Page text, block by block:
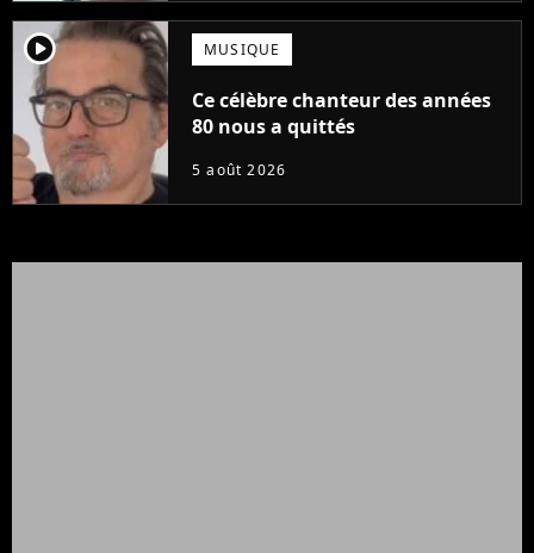
player2 MUSIQUE
Ce célèbre chanteur des années
80 nous a quittés
5 août 2026